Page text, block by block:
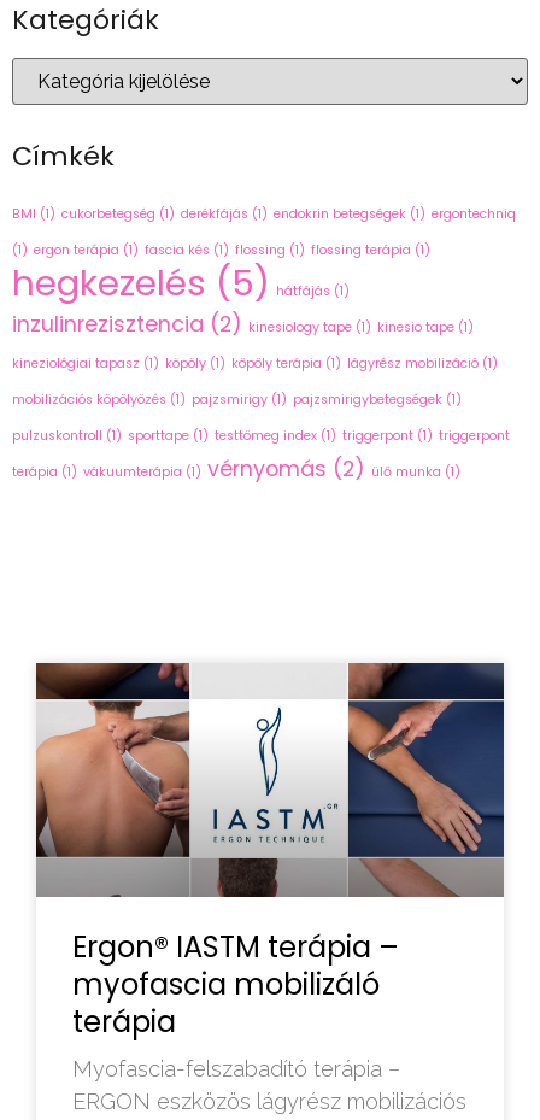
Kategóriák
Címkék
BMI (1) cukorbetegség (1) derékfájás (1) endokrin betegségek (1) ergontechniq
(1) ergon terápia (1) fascia kés (1) flossing (1) flossing terápia (1)
hegkezelés (5) hátfájás (1)
inzulinrezisztencia (2) kinesiology tape (1) kinesio tape (1)
kineziológiai tapasz (1) köpöly (1) köpöly terápia (1) lágyrész mobilizáció (1)
mobilizációs köpölyözés (1) pajzsmirigy (1) pajzsmirigybetegségek (1)
pulzuskontroll (1) sporttape (1) testtömeg index (1) triggerpont (1) triggerpont
terápia (1) vákuumterápia (1) vérnyomás (2) ülő munka (1)
Ergon® IASTM terápia –
myofascia mobilizáló
terápia
Myofascia-felszabadító terápia –
ERGON eszközös lágyrész mobilizációs